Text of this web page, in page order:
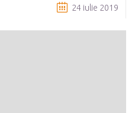
24 iulie 2019